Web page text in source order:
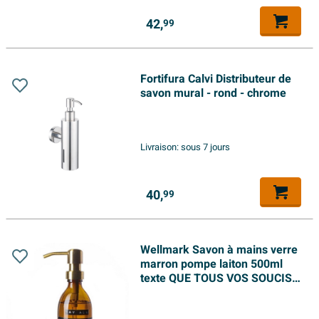
42,99
Fortifura Calvi Distributeur de
savon mural - rond - chrome
Livraison:sous 7 jours
40,99
Wellmark Savon à mains verre
marron pompe laiton 500ml
texte QUE TOUS VOS SOUCIS